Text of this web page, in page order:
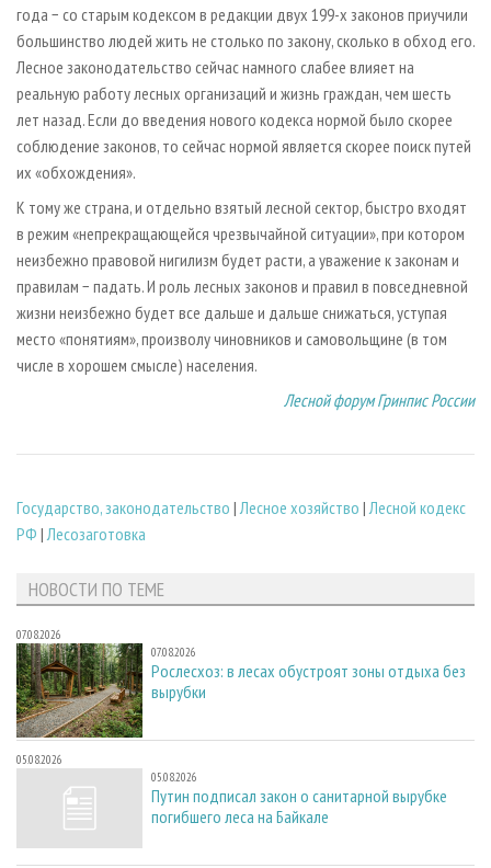
года − со старым кодексом в редакции двух 199-х законов приучили
большинство людей жить не столько по закону, сколько в обход его.
Лесное законодательство сейчас намного слабее влияет на
реальную работу лесных организаций и жизнь граждан, чем шесть
лет назад. Если до введения нового кодекса нормой было скорее
соблюдение законов, то сейчас нормой является скорее поиск путей
их «обхождения».
К тому же страна, и отдельно взятый лесной сектор, быстро входят
в режим «непрекращающейся чрезвычайной ситуации», при котором
неизбежно правовой нигилизм будет расти, а уважение к законам и
правилам − падать. И роль лесных законов и правил в повседневной
жизни неизбежно будет все дальше и дальше снижаться, уступая
место «понятиям», произволу чиновников и самовольщине (в том
числе в хорошем смысле) населения.
Лесной форум Гринпис России
Государство, законодательство |Лесное хозяйство |Лесной кодекс
РФ |Лесозаготовка
НОВОСТИ ПО ТЕМЕ
07.08.2026
07.08.2026
Рослесхоз: в лесах обустроят зоны отдыха без
вырубки
05.08.2026
05.08.2026
Путин подписал закон о санитарной вырубке
погибшего леса на Байкале